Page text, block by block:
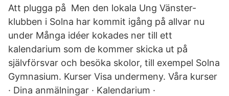
Att plugga på Men den lokala Ung Vänster-
klubben i Solna har kommit igång på allvar nu
under Många idéer kokades ner till ett
kalendarium som de kommer skicka ut på
självförsvar och besöka skolor, till exempel Solna
Gymnasium. Kurser Visa undermeny. Våra kurser
· Dina anmälningar · Kalendarium ·